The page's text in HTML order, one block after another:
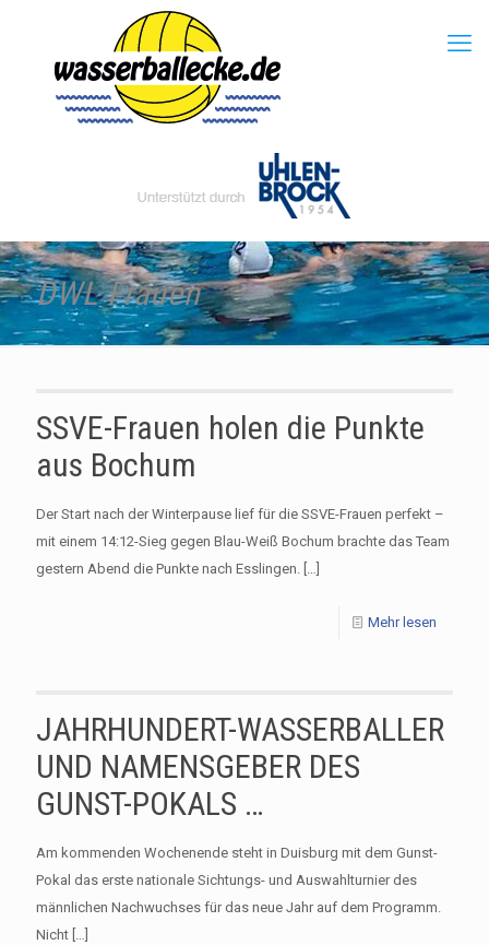
DWL Frauen
SSVE-Frauen holen die Punkte
aus Bochum
Der Start nach der Winterpause lief für die SSVE-Frauen perfekt –
mit einem 14:12-Sieg gegen Blau-Weiß Bochum brachte das Team
gestern Abend die Punkte nach Esslingen. […]
Mehr lesen
JAHRHUNDERT-WASSERBALLER
UND NAMENSGEBER DES
GUNST-POKALS …
Am kommenden Wochenende steht in Duisburg mit dem Gunst-
Pokal das erste nationale Sichtungs- und Auswahlturnier des
männlichen Nachwuchses für das neue Jahr auf dem Programm.
Nicht […]